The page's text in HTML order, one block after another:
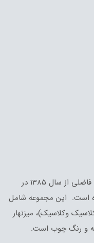
مبلمان هِرنو به مدیریت جناب آقای ایمان فاضلی از سال 1385 در
است. این مجموعه شامل
وکلاسیک)، میزنهار
و رنگ چوب است.